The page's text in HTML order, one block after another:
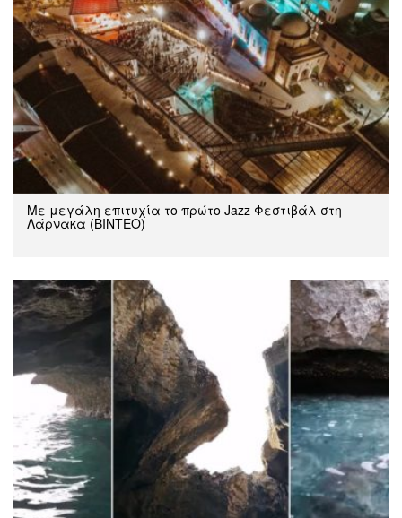
Με μεγάλη επιτυχία το πρώτο Jazz Φεστιβάλ στη
Λάρνακα (ΒΙΝΤΕΟ)